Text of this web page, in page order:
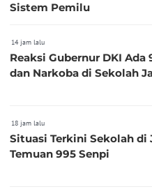
Sistem Pemilu
14 jam lalu
Reaksi Gubernur DKI Ada 995 Senjata
dan Narkoba di Sekolah
18 jam lalu
Situasi Terkini Sekolah di
Temuan 995 Senpi